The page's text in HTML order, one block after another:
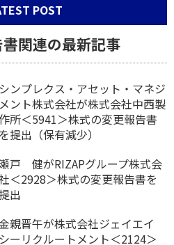
POST
関連の最新記事
シンプレクス・アセット・マネジ
メント株式会社が株式会社中西製
所＜5941＞株式の変更報告書
を提出（保有減少）
戸 健がRIZAPグループ株式会
＜2928＞株式の変更報告書を
提出
親晋午が株式会社ジェイエイ
シーリクルートメント＜2124＞